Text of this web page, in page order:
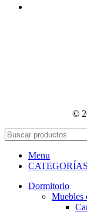
©
Menu
CATEGORÍAS
Dormitorio
Muebles